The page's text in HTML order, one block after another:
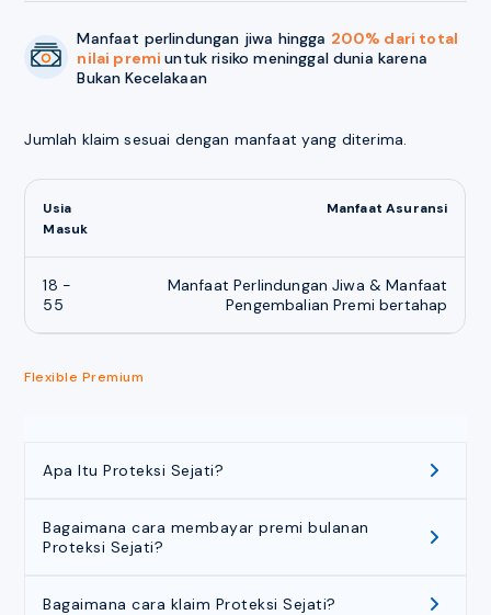
Manfaat perlindungan jiwa hingga 200% dari total
nilai premiuntuk risiko meninggal dunia karena
Bukan Kecelakaan
Jumlah klaim sesuai dengan manfaat yang diterima.
Usia
Masuk
Manfaat Asuransi
18 -
55
Manfaat Perlindungan Jiwa & Manfaat
Pengembalian Premi bertahap
Flexible Premium
Apa Itu Proteksi Sejati?
Bagaimana cara membayar premi bulanan
Proteksi Sejati?
Bagaimana cara klaim Proteksi Sejati?